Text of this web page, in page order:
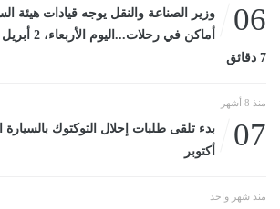
06
وزير الصناعة والنقل يوجه قيادات هيئة
7 دقائق
منذ 8 أشهر
07
أكتوبر
منذ شهر واحد